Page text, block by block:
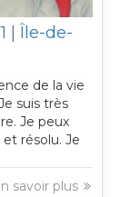
| Île-de-
de la vie
suis très
Je peux
résolu. Je
savoir plus